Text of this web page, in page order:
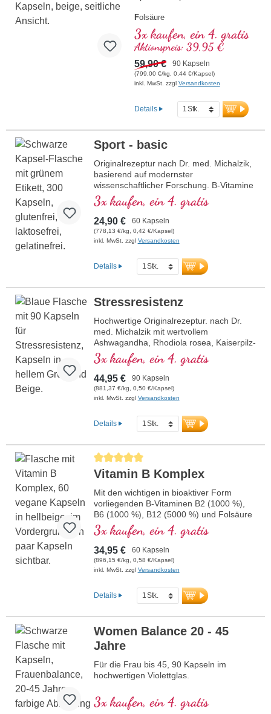
Dr. med. Michalzik – bewährt, zertifiziert
und nachhaltig für Ihr Wohlbefinden.
Folsäure
Arginin
Lycopin
Curcuma
Curcumin
Ascorbinsäure
Resveratrol
B(Vitamin B12)
3x kaufen, ein 4. gratis
Aktionspreis: 39,95 €
59,90 € 90 Kapseln
(799,00 €/kg, 0,44 €/Kapsel)
inkl. MwSt. zzgl Versandkosten
Details
Sport - basic
Originalrezeptur nach Dr. med. Michalzik,
basierend auf modernster
wissenschaftlicher Forschung. B-Vitamine
2, 6, 12 und Folsäure in bioaktiver Form!
3x kaufen, ein 4. gratis
24,90 € 60 Kapseln
(778,13 €/kg, 0,42 €/Kapsel)
inkl. MwSt. zzgl Versandkosten
Details
Stressresistenz
Hochwertige Originalrezeptur. nach Dr.
med. Michalzik mit wertvollem
Ashwagandha, Rhodiola rosea, Kaiserpilz-
Extrakt, Reishi und Pantothensäure.
Pantothensäure unterstützt eine normale
geistige Leistung, während Vitamin E die
Zellen vor oxidativem Stress schützt.Die
hochreinen pflanzlichen Kapselhüllen sind
Siegel ist Aluminium frei. Produziert in
Deutschland mit über 20-jähriger
Jahren Vitalstoff-Expertise.Für Veganer
und Vegetarier geeignet – bewährt,
zertifiziert und nachhaltig. Erleben Sie die
Synergie aus traditioneller Weisheit und
moderner Wissenschaft für Ihr geistiges
Wohlbefinden.
3x kaufen, ein 4. gratis
44,95 € 90 Kapseln
(881,37 €/kg, 0,50 €/Kapsel)
inkl. MwSt. zzgl Versandkosten
Details
Durchschnittliche Bewertung von 5 von 5 Sternen
Vitamin B Komplex
Mit den wichtigen in bioaktiver Form
vorliegenden B-Vitaminen B2 (1000 %),
B6 (1000 %), B12 (5000 %) und Folsäure
(400 %) sowie allen anderen B-Vitaminen.
Mit Methylcobalamin und
Adenosylcobalamin.
3x kaufen, ein 4. gratis
34,95 € 60 Kapseln
(896,15 €/kg, 0,58 €/Kapsel)
inkl. MwSt. zzgl Versandkosten
Details
Women Balance 20 - 45
Jahre
Für die Frau bis 45, 90 Kapseln im
hochwertigen Violettglas.
3x kaufen, ein 4. gratis